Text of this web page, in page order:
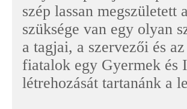
szép lassan
szüksége van egy olyan
a tagjai, a szervezői és
fiatalok egy Gyermek
létrehozását tartanánk a